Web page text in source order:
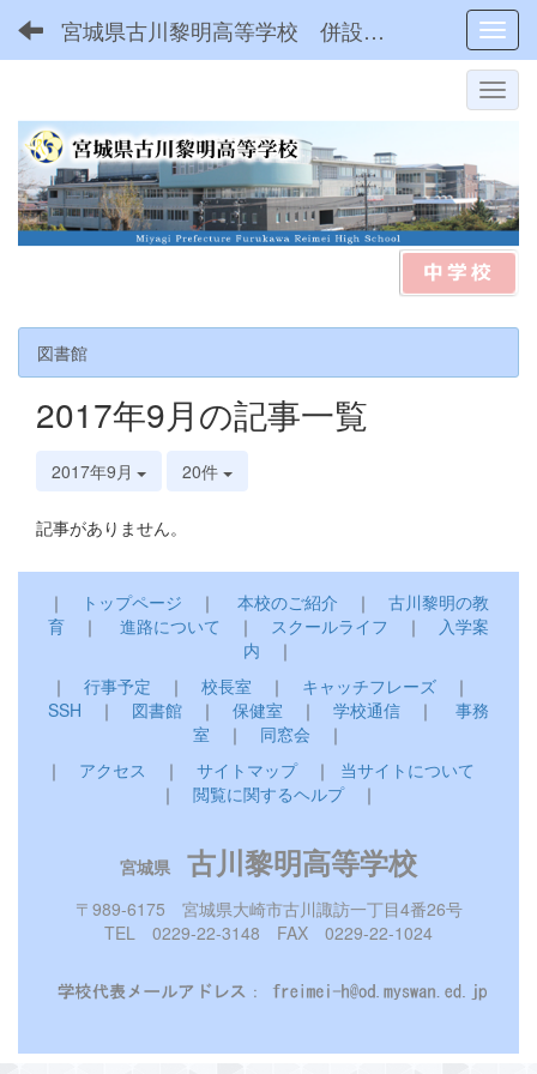
宮城県古川黎明高等学校 併設型中高一貫
図書館
2017年9月の記事一覧
2017年9月 20件
記事がありません。
｜ トップページ ｜ 本校のご紹介 ｜ 古川黎明の教
育 ｜ 進路について ｜ スクールライフ ｜ 入学案
内 ｜
｜ 行事予定 ｜ 校長室 ｜ キャッチフレーズ ｜
SSH ｜ 図書館 ｜ 保健室 ｜ 学校通信 ｜ 事務
室 ｜ 同窓会 ｜
｜ アクセス ｜ サイトマップ｜ 当サイトについて
｜ 閲覧に関するヘルプ｜
宮城県 古川黎明高等学校
〒989-6175 宮城県大崎市古川諏訪一丁目4番26号
TEL 0229-22-3148 FAX 0229-22-1024